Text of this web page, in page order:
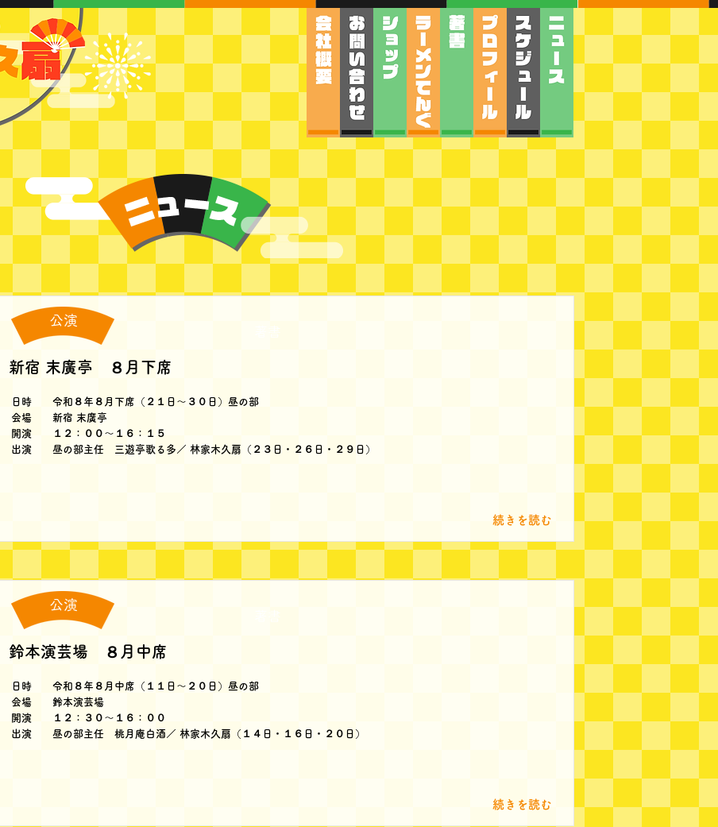
公演
新宿 末廣亭 ８月下席
日時 令和８年８月下席（２１日～３０日）昼の部
会場 新宿 末廣亭
開演 １２：００～１６：１５
出演 昼の部主任 三遊亭歌る多／ 林家木久扇（２３日・２６日・２９日）
続きを読む
公演
鈴本演芸場 ８月中席
日時 令和８年８月中席（１１日～２０日）昼の部
会場 鈴本演芸場
開演 １２：３０～１６：００
出演 昼の部主任 桃月庵白酒／ 林家木久扇（１４日・１６日・２０日）
続きを読む